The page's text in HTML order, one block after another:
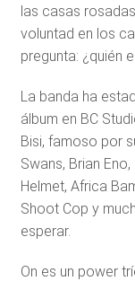
las casas
voluntad en los
pregunta: ¿quién
La banda ha
álbum en BC
Bisi, famoso por
Swans, Brian
Helmet, Africa
Shoot Cop y
esperar.
On es un power